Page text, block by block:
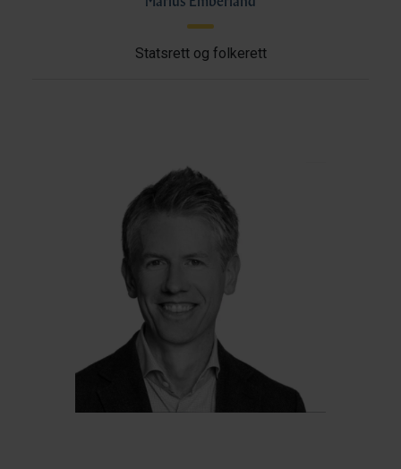
Statsrett og folkerett